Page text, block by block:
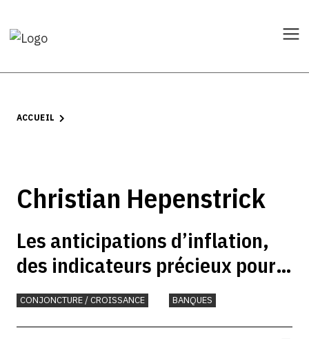
ACCUEIL
Christian Hepenstrick
Les anticipations d’inflation,
des indicateurs précieux pour
la politique monétaire
CONJONCTURE / CROISSANCE BANQUES